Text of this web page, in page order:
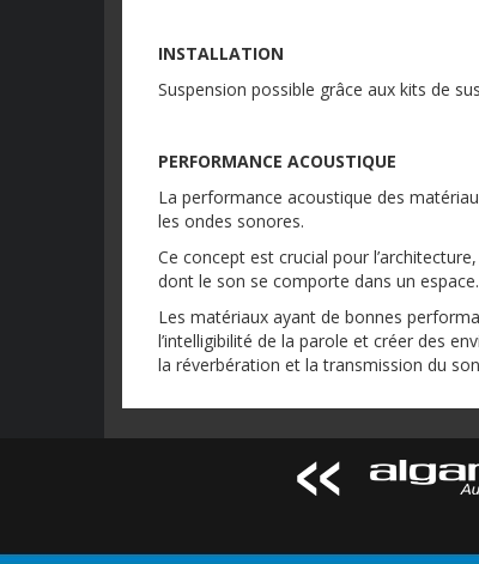
INSTALLATION
Suspension possible grâce aux kits de
PERFORMANCE ACOUSTIQUE
La performance acoustique des
les ondes sonores.
Ce concept est crucial pour
dont le son se comporte dans un espace.
Les matériaux ayant de bonnes
l’intelligibilité de la parole et créer des
la réverbération et la transmission du